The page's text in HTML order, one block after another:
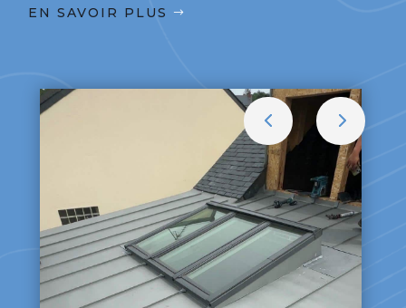
EN SAVOIR PLUS